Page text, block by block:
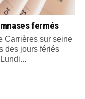
fermés
Carrières sur seine
des jours fériés